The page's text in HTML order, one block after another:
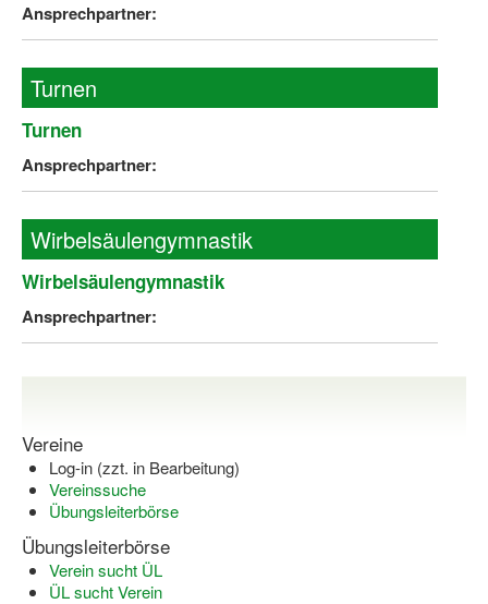
Ansprechpartner:
Turnen
Turnen
Ansprechpartner:
Wirbelsäulengymnastik
Wirbelsäulengymnastik
Ansprechpartner:
Vereine
Log-in (zzt. in Bearbeitung)
Vereinssuche
Übungsleiterbörse
Übungsleiterbörse
Verein sucht ÜL
ÜL sucht Verein